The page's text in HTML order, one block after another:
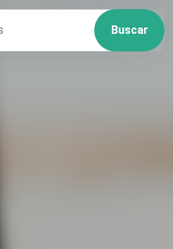
Buscar